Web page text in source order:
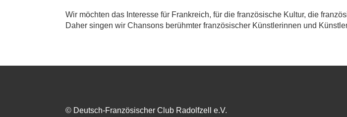
Wir möchten das Interesse für Frankreich, für die französische Kultur, die
Daher singen wir Chansons berühmter französischer Künstlerinnen und
© Deutsch-Französischer Club Radolfzell e.V.